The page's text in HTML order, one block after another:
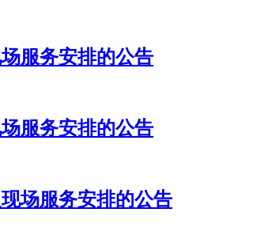
服务安排的公告
服务安排的公告
场服务安排的公告